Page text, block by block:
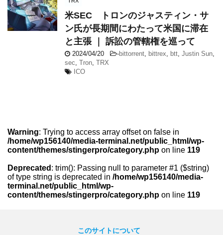
米SEC トロンのジャスティン・サ
ン氏が長期間にわたって米国に滞在
と主張 ｜ 訴訟の管轄権を巡って
2024/04/20 -bittorrent bittrex btt Justin Sun
sec Tron TRX
ICO
Warning: Trying to access array offset on false in
/home/wp156140/media-terminal.net/public_html/wp-
content/themes/stingerpro/category.php on line 119
Deprecated : trim(): Passing null to parameter #1 ($string)
of type string is deprecated in /home/wp156140/media-
terminal.net/public_html/wp-
content/themes/stingerpro/category.php on line 119
このサイトについて